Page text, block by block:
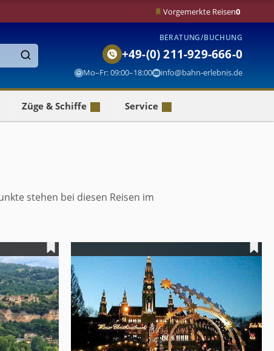
Vorgemerkte Reisen0
Finden
BERATUNG/BUCHUNG
+49-(0) 211-929-666-0
Mo–Fr: 09:00–18:00 info@bahn-erlebnis.de
Züge & Schiffe Service
stehen bei diesen Reisen im